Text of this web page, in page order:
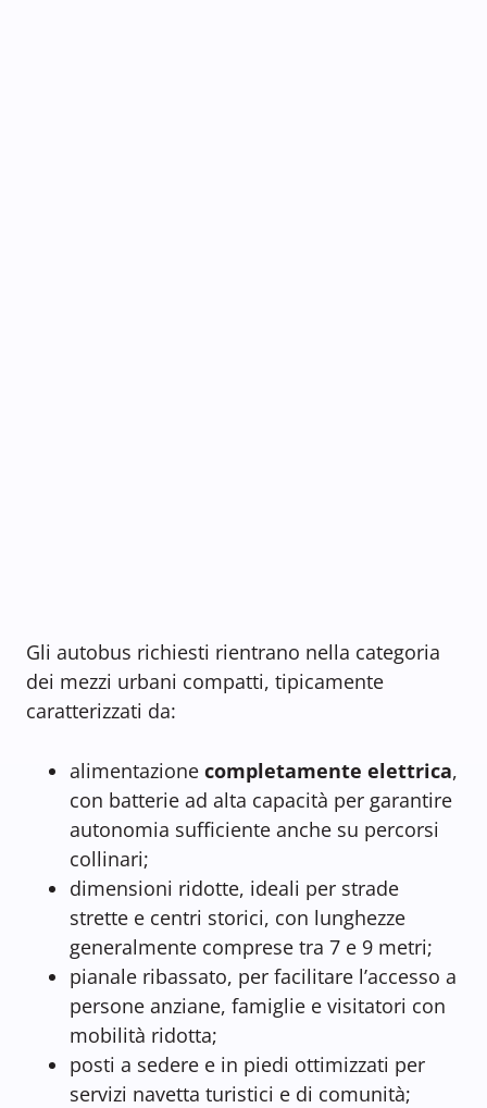
Gli autobus richiesti rientrano nella categoria
dei mezzi urbani compatti, tipicamente
caratterizzati da:
alimentazione completamente elettrica,
con batterie ad alta capacità per garantire
autonomia sufficiente anche su percorsi
collinari;
dimensioni ridotte, ideali per strade
strette e centri storici, con lunghezze
generalmente comprese tra 7 e 9 metri;
pianale ribassato, per facilitare l’accesso a
persone anziane, famiglie e visitatori con
mobilità ridotta;
posti a sedere e in piedi ottimizzati per
servizi navetta turistici e di comunità;